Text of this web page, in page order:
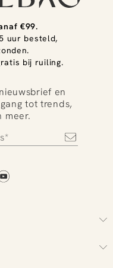
€99.
uur besteld,
bij ruiling.
en
tot trends,
meer.